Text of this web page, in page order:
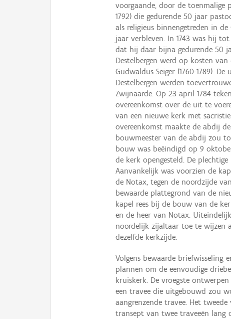
voorgaande, door de toenmalige
1792) die gedurende 50 jaar
als religieus binnengetreden in
jaar verbleven. In 1743 was hij
dat hij daar bijna gedurende 50
Destelbergen werd op kosten
Gudwaldus Seiger (1760-1789).
Destelbergen werden
Zwijnaarde. Op 23 april 1784
overeenkomst over de uit te
van een nieuwe kerk met
overeenkomst maakte de abdij
bouwmeester van de abdij zou
bouw was beëindigd op 9
de kerk opengesteld. De
Aanvankelijk was voorzien de
de Notax, tegen de noordzijde
bewaarde plattegrond van de
kapel rees bij de bouw van de
en de heer van Notax.
noordelijk zijaltaar toe te wijzen
dezelfde kerkzijde.
Volgens bewaarde briefwisseling
plannen om de eenvoudige
kruiskerk. De vroegste
een travee die uitgebouwd zou
aangrenzende travee. Het
transept van twee traveeën lang